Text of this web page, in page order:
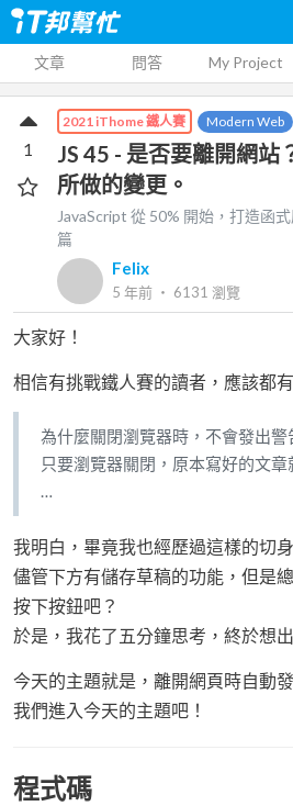
文章 問答 My Project
2021 iThome 鐵人賽 Modern Web
JS 45 - 是否要離開網站
所做的變更。
JavaScript 從 50% 開始，打造函式
篇
Felix
5 年前 ‧ 6131 瀏覽
1
大家好！
相信有挑戰鐵人賽的讀者，應該都
為什麼關閉瀏覽器時，不會發出警
只要瀏覽器關閉，原本寫好的文章
…
我明白，畢竟我也經歷過這樣的切
儘管下方有儲存草稿的功能，但是
按下按鈕吧？
於是，我花了五分鐘思考，終於想
今天的主題就是，離開網頁時自動
我們進入今天的主題吧！
程式碼